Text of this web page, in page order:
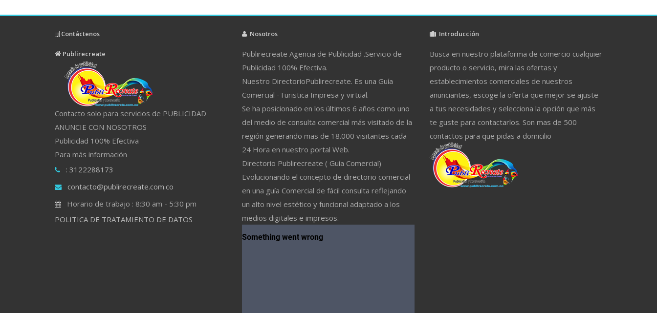
Contáctenos
Publirecreate
Contacto solo para servicios de PUBLICIDAD
ANUNCIE CON NOSOTROS
Publicidad 100% Efectiva
Para más información
: 3122288173
contacto@publirecreate.com.co
Horario de trabajo : 8:30 am - 5:30 pm
POLITICA DE TRATAMIENTO DE DATOS
Nosotros
Publirecreate Agencia de Publicidad .Servicio de
Publicidad 100% Efectiva.
Nuestro DirectorioPublirecreate. Es una Guía
Comercial -Turistica Impresa y virtual.
Se ha posicionado en los últimos 6 años como uno
del medio de consulta comercial más visitado de la
región generando mas de 18.000 visitantes cada
24 Hora en nuestro portal Web.
Directorio Publirecreate ( Guía Comercial)
Evolucionando el concepto de directorio comercial
en una guía Comercial de fácil consulta reflejando
un alto nivel estético y funcional adaptado a los
medios digitales e impresos.
Introducción
Busca en nuestro plataforma de comercio cualquier
producto o servicio, mira las ofertas y
establecimientos comerciales de nuestros
anunciantes, escoge la oferta que mejor se ajuste
a tus necesidades y selecciona la opción que más
te guste para contactarlos. Son mas de 500
contactos para que pidas a domicilio